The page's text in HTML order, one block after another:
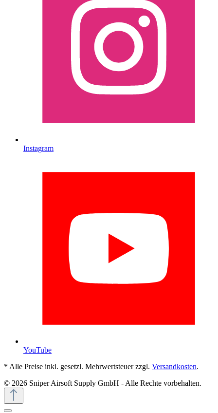
Instagram
YouTube
* Alle Preise inkl. gesetzl. Mehrwertsteuer zzgl. Versandkosten.
© 2026 Sniper Airsoft Supply GmbH - Alle Rechte vorbehalten.